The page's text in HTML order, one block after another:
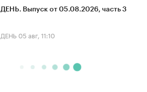
ДЕНЬ. Выпуск от 05.08.2026, часть 3
ДЕНЬ 05 авг, 11:10